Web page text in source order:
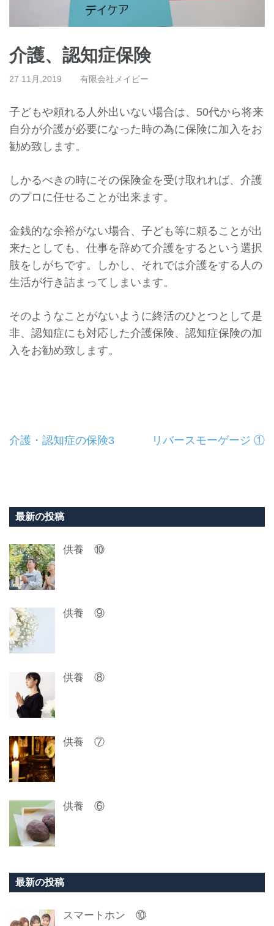
介護、認知症保険
27 11月,2019 有限会社メイビー
子どもや頼れる人外出いない場合は、 50代から将来
自分が介護が必要になった時の為に保険に加入をお
勧め致します。
しかるべきの時にその保険金を受け取れれば、 介護
のプロに任せることが出来ます。
金銭的な余裕がない場合、子ども等に頼ることが出
来たとしても、 仕事を辞めて介護をするという選択
肢をしがちです。しかし、 それでは介護をする人の
生活が行き詰まってしまいます。
そのようなことがないように終活のひとつとして是
非、 認知症にも対応した介護保険、認知症保険の加
入をお勧め致します。
投
ビ
ー
シ
ョ
ン
介護・認知症の保険3 リバースモーゲージ ①
最新の投稿
供養 ⑩
供養 ⑨
供養 ⑧
供養 ⑦
供養 ⑥
最新の投稿
スマートホン ⑩